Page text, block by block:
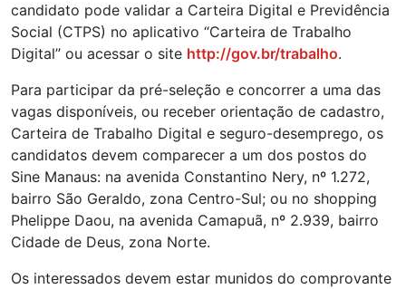
candidato pode validar a Carteira Digital e Previdência
Social (CTPS) no aplicativo “Carteira de Trabalho
Digital” ou acessar o site http://gov.br/trabalho.
Para participar da pré-seleção e concorrer a uma das
vagas disponíveis, ou receber orientação de cadastro,
Carteira de Trabalho Digital e seguro-desemprego, os
candidatos devem comparecer a um dos postos do
Sine Manaus: na avenida Constantino Nery, nº 1.272,
bairro São Geraldo, zona Centro-Sul; ou no shopping
Phelippe Daou, na avenida Camapuã, nº 2.939, bairro
Cidade de Deus, zona Norte.
Os interessados devem estar munidos do comprovante